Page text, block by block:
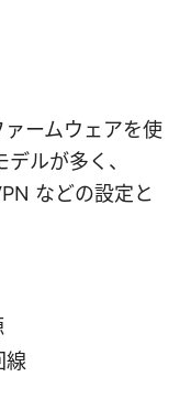
ームウェアを使
ルが多く、
などの設定と
線